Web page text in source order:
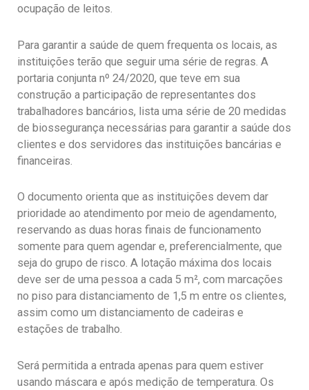
ocupação de leitos.
Para garantir a saúde de quem frequenta os locais, as
instituições terão que seguir uma série de regras. A
portaria conjunta nº 24/2020, que teve em sua
construção a participação de representantes dos
trabalhadores bancários, lista uma série de 20 medidas
de biossegurança necessárias para garantir a saúde dos
clientes e dos servidores das instituições bancárias e
financeiras.
O documento orienta que as instituições devem dar
prioridade ao atendimento por meio de agendamento,
reservando as duas horas finais de funcionamento
somente para quem agendar e, preferencialmente, que
seja do grupo de risco. A lotação máxima dos locais
deve ser de uma pessoa a cada 5 m², com marcações
no piso para distanciamento de 1,5 m entre os clientes,
assim como um distanciamento de cadeiras e
estações de trabalho.
Será permitida a entrada apenas para quem estiver
usando máscara e após medição de temperatura. Os